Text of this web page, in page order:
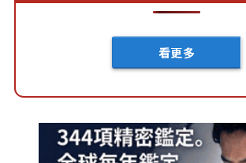
看更多